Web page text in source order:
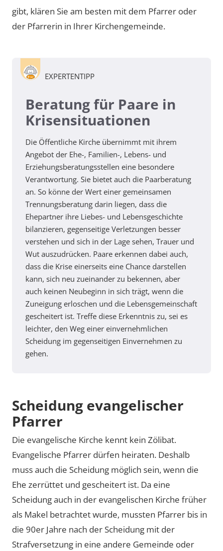
gibt, klären Sie am besten mit dem Pfarrer oder
der Pfarrerin in Ihrer Kirchengemeinde.
EXPERTENTIPP
Beratung für Paare in
Krisensituationen
Die Öffentliche Kirche übernimmt mit ihrem
Angebot der Ehe-, Familien-, Lebens- und
Erziehungsberatungsstellen eine besondere
Verantwortung. Sie bietet auch die Paarberatung
an. So könne der Wert einer gemeinsamen
Trennungsberatung darin liegen, dass die
Ehepartner ihre Liebes- und Lebensgeschichte
bilanzieren, gegenseitige Verletzungen besser
verstehen und sich in der Lage sehen, Trauer und
Wut auszudrücken. Paare erkennen dabei auch,
dass die Krise einerseits eine Chance darstellen
kann, sich neu zueinander zu bekennen, aber
auch keinen Neubeginn in sich trägt, wenn die
Zuneigung erloschen und die Lebensgemeinschaft
gescheitert ist. Treffe diese Erkenntnis zu, sei es
leichter, den Weg einer einvernehmlichen
Scheidung im gegenseitigen Einvernehmen zu
gehen.
Scheidung evangelischer
Pfarrer
Die evangelische Kirche kennt kein Zölibat.
Evangelische Pfarrer dürfen heiraten. Deshalb
muss auch die Scheidung möglich sein, wenn die
Ehe zerrüttet und gescheitert ist. Da eine
Scheidung auch in der evangelischen Kirche früher
als Makel betrachtet wurde, mussten Pfarrer bis in
die 90er Jahre nach der Scheidung mit der
Strafversetzung in eine andere Gemeinde oder